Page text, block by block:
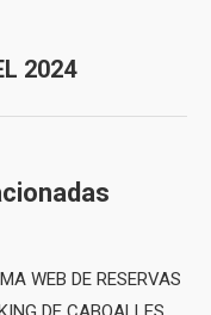
2024
WEB DE RESERVAS